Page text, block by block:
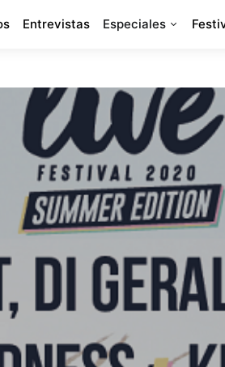
Entrevistas Especiales